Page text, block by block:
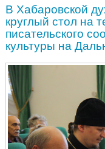
В Хабаровской
круглый стол на
писательского
культуры на